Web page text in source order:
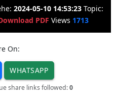
2024-05-10 14:53:23 Topic:
PDF Views 1713
On:
WHATSAPP
share links followed:0